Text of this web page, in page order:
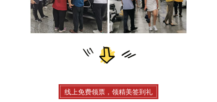
线上免费领票，领精美签到礼